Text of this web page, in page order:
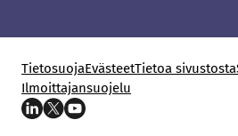
TietosuojaEvästeetTietoa sivustosta
Ilmoittajansuojelu